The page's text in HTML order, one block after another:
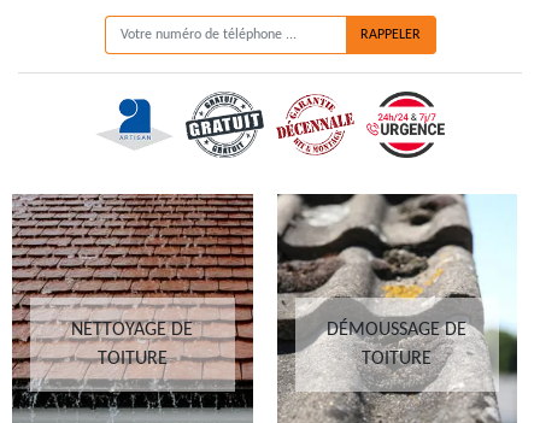
NETTOYAGE DE
TOITURE
DÉMOUSSAGE DE
TOITURE